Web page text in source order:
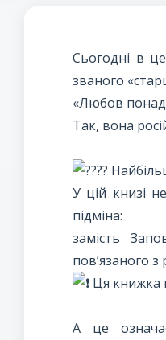
Сьогодні в
званого
«Любов понад
Так, вона
У цій книзі
підміна:
замість
пов’язаного
Ця книжка
А це